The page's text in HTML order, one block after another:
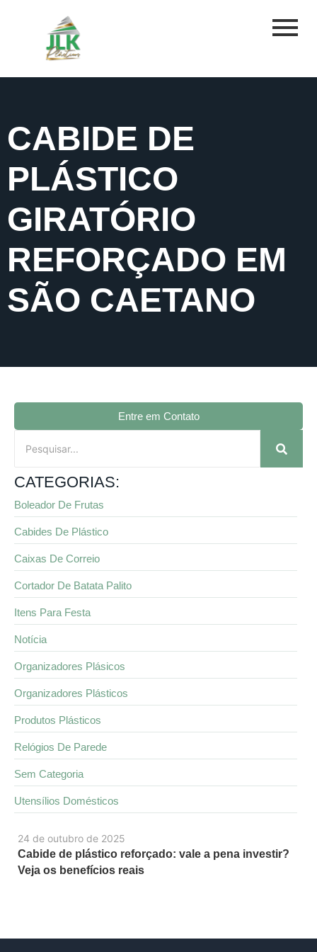
CABIDE DE
PLÁSTICO
GIRATÓRIO
REFORÇADO EM
SÃO CAETANO
24 de outubro de 2025
Cabide de plástico reforçado: vale a pena investir?
Veja os benefícios reais
Entre em Contato
CATEGORIAS:
Boleador De Frutas
Cabides De Plástico
Caixas De Correio
Cortador De Batata Palito
Itens Para Festa
Notícia
Organizadores Plásicos
Organizadores Plásticos
Produtos Plásticos
Relógios De Parede
Sem Categoria
Utensílios Domésticos